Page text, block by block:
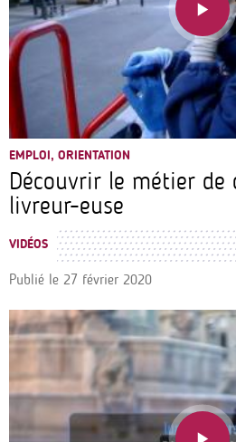
EMPLOI, ORIENTATION
Découvrir le métier de
livreur-euse
VIDÉOS
Publié le 27 février 2020